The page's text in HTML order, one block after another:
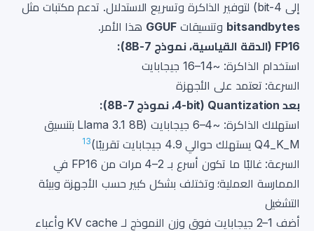
إلى 4-bit) لتوفير الذاكرة وتسريع الاستدلال. تدعم مكتبات مثل
bitsandbytes وتنسيقاتGGUF هذا الأمر.
FP16 (الدقة القياسية، نموذج 7-8B):
استخدام الذاكرة: ~14–16 جيجابايت
السرعة: تعتمد على الأجهزة
بعد Quantization (4-bit، نموذج 7-8B):
استهلاك الذاكرة: ~4–6 جيجابايت (Llama 3.1 8B بتنسيق
Q4_K_M يستهلك حوالي 4.9 جيجابايت تقريبًا)
13
السرعة: غالبًا ما تكون أسرع بـ 2–4 مرات من FP16 في
الممارسة العملية؛ وتختلف بشكل كبير حسب الأجهزة وبيئة
التشغيل
أضف 1–2 جيجابايت فوق وزن النموذج لـ KV cache وأعباء